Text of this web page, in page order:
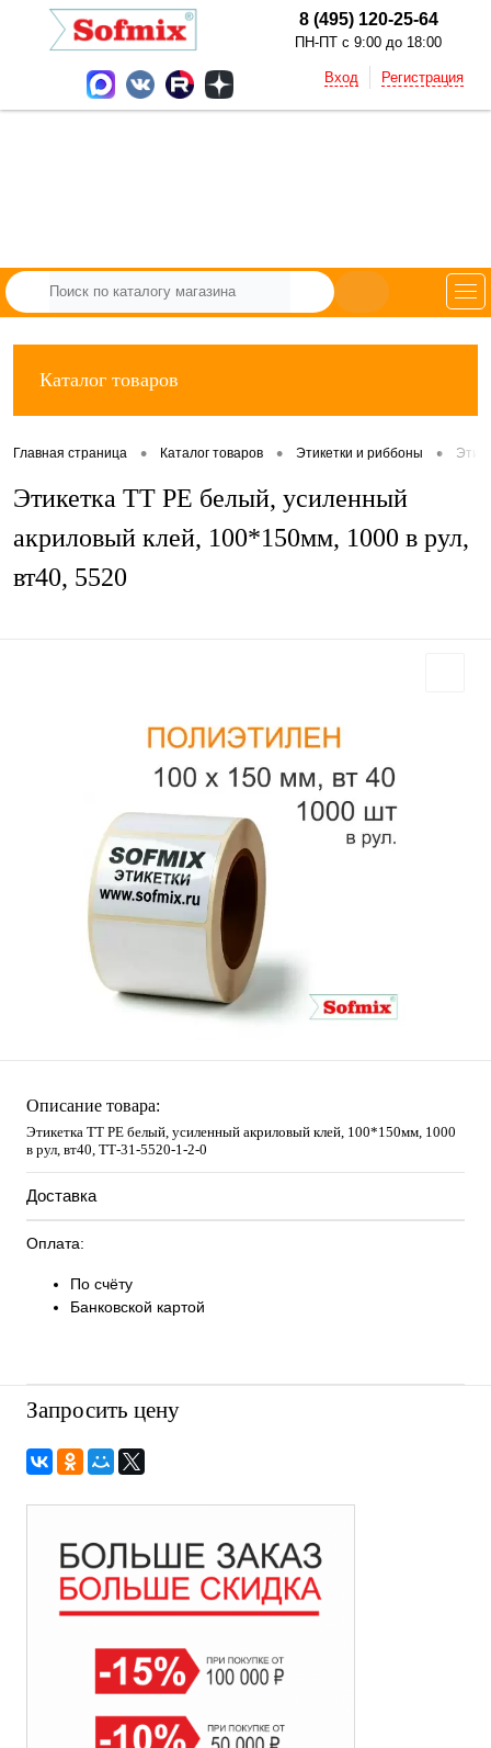
8 (495) 120-25-64
ПН-ПТ с 9:00 до 18:00
Вход Регистрация
Каталог товаров
Главная страница • Каталог товаров • Этикетки и риббоны •
Этикетка ТТ РЕ белый, усиленный
акриловый клей, 100*150мм, 1000 в рул,
вт40, 5520
Описание товара:
Этикетка ТТ РЕ белый, усиленный акриловый клей, 100*150мм, 1000
в рул, вт40, ТТ-31-5520-1-2-0
Доставка
Оплата:
По счёту
Банковской картой
Запросить цену